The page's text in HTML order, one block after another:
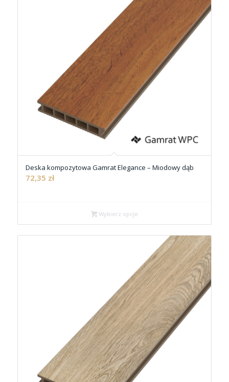
Deska kompozytowa Gamrat Elegance – Miodowy dąb
72,35 zł
Wybierz opcje